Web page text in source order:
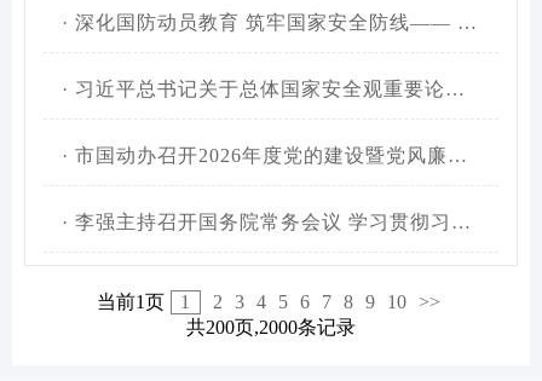
· 深化国防动员教育 筑牢国家安全防线—— 汉中市国动办联合陕西理工大学开展国家安全教育专题宣讲活动
· 习近平总书记关于总体国家安全观重要论述的生动实践
· 市国动办召开2026年度党的建设暨党风廉政建设工作会议
· 李强主持召开国务院常务会议 学习贯彻习近平总书记在深入推进雄安新区高质量建设和发展座谈会上的重要讲话精神
当前1页 1 2 3 4 5 6 7 8 9 10
>>
共200页,2000条记录